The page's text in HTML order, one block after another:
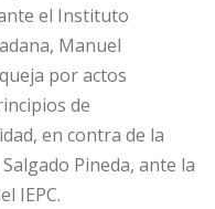
el Instituto
Manuel
por actos
de
en contra de la
Pineda, ante la
IEPC.